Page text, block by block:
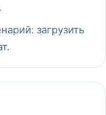
загрузить